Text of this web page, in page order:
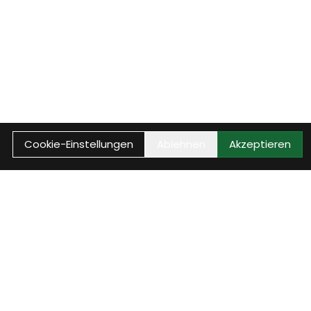
Cookie-Einstellungen Akzeptieren